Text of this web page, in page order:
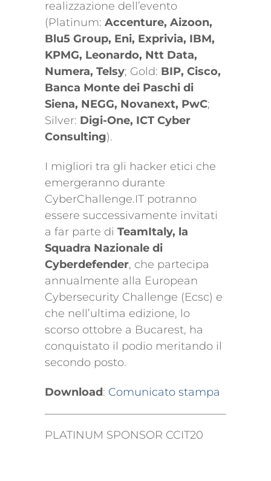
realizzazione dell’evento
(Platinum: Accenture, Aizoon,
Blu5 Group, Eni, Exprivia, IBM,
KPMG, Leonardo, Ntt Data,
Numera, Telsy; Gold: BIP, Cisco,
Banca Monte dei Paschi di
Siena, NEGG, Novanext, PwC;
Silver: Digi-One, ICT Cyber
Consulting).
I migliori tra gli hacker etici che
emergeranno durante
CyberChallenge.IT potranno
essere successivamente invitati
a far parte di TeamItaly, la
Squadra Nazionale di
Cyberdefender, che partecipa
annualmente alla European
Cybersecurity Challenge (Ecsc) e
che nell’ultima edizione, lo
scorso ottobre a Bucarest, ha
conquistato il podio meritando il
secondo posto.
Download: Comunicato stampa
PLATINUM SPONSOR CCIT20